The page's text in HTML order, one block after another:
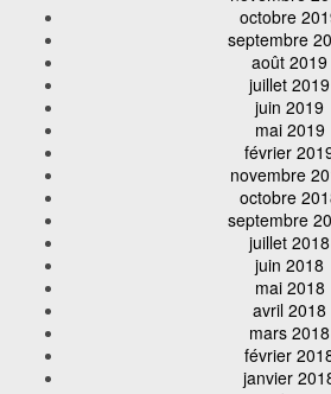
octobre
septembre
août 2019
juillet 2019
juin 2019
mai 2019
février
novembre
octobre
septembre
juillet 2018
juin 2018
mai 2018
avril 2018
mars 2018
février
janvier